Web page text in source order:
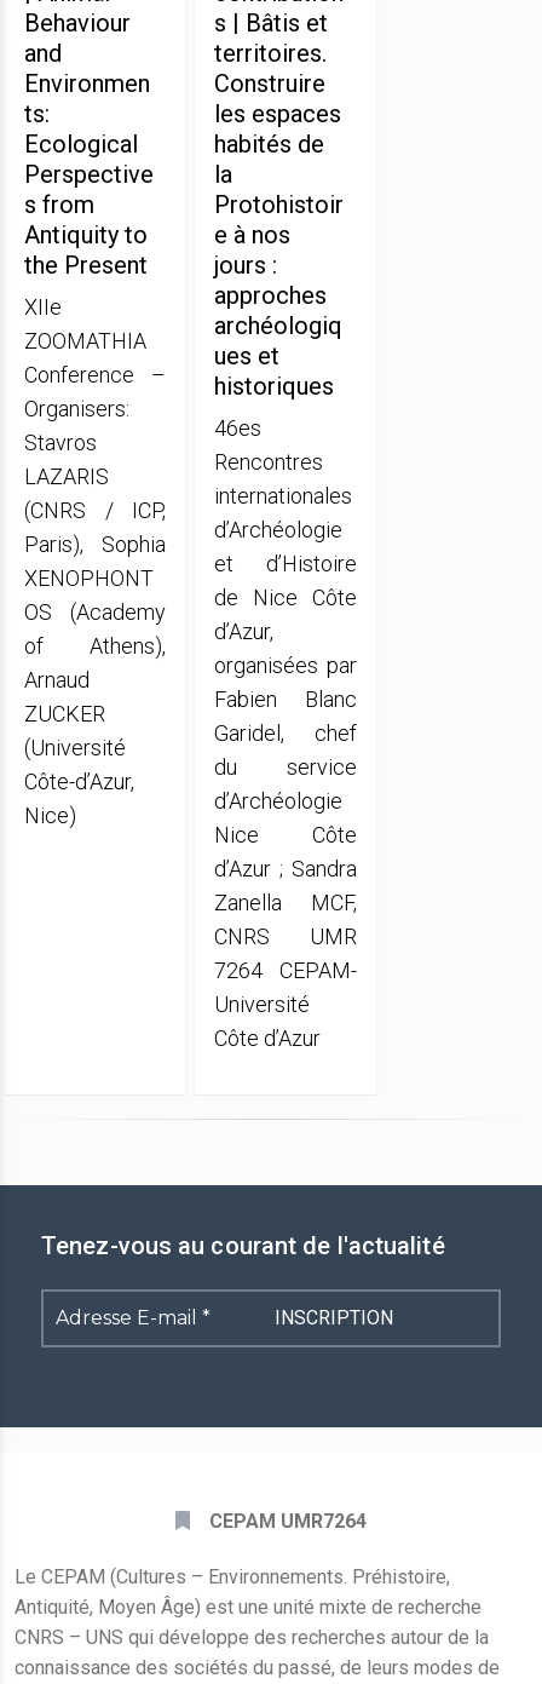
Behaviour
and
Environmen
ts:
Ecological
Perspective
s from
Antiquity to
the Present
XIIe
ZOOMATHIA
Conference –
Organisers:
Stavros
LAZARIS
(CNRS / ICP,
Paris), Sophia
XENOPHONT
OS (Academy
of Athens),
Arnaud
ZUCKER
(Université
Côte-d’Azur,
Nice)
s | Bâtis et
territoires.
Construire
les espaces
habités de
la
Protohistoir
e à nos
jours :
approches
archéologiq
ues et
historiques
46es
Rencontres
internationales
d’Archéologie
et d’Histoire
de Nice Côte
d’Azur,
organisées par
Fabien Blanc
Garidel, chef
du service
d’Archéologie
Nice Côte
d’Azur ; Sandra
Zanella MCF,
CNRS UMR
7264 CEPAM-
Université
Côte d’Azur
Tenez-vous au courant de l'actualité
Adresse
E-
CEPAM UMR7264
Le CEPAM (Cultures – Environnements. Préhistoire,
Antiquité, Moyen Âge) est une unité mixte de recherche
CNRS – UNS qui développe des recherches autour de la
connaissance des sociétés du passé, de leurs modes de